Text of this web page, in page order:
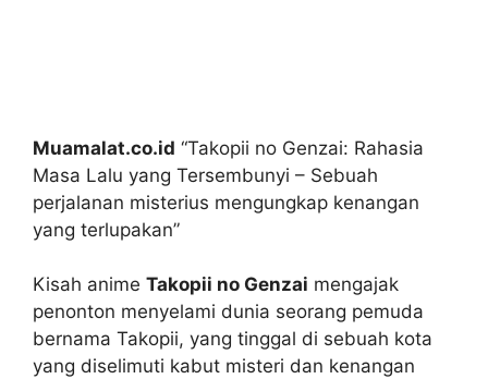
Muamalat.co.id “Takopii no Genzai: Rahasia
Masa Lalu yang Tersembunyi – Sebuah
perjalanan misterius mengungkap kenangan
yang terlupakan”
Kisah anime Takopii no Genzai mengajak
penonton menyelami dunia seorang pemuda
bernama Takopii, yang tinggal di sebuah kota
yang diselimuti kabut misteri dan kenangan